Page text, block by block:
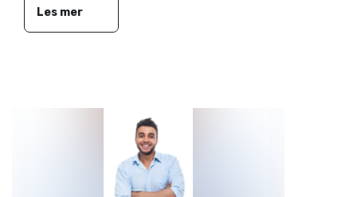
Les mer